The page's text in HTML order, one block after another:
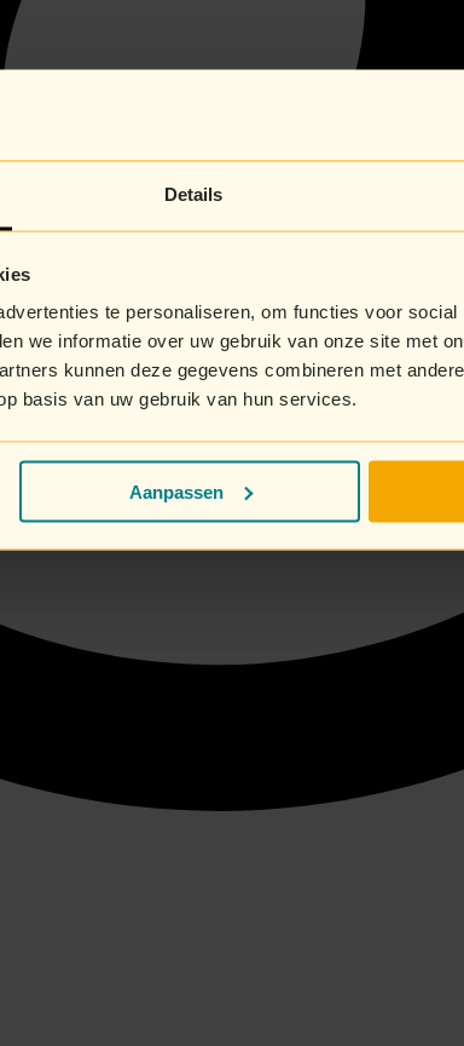
Details
te personaliseren, om functies voor
we informatie over uw gebruik van onze site met
kunnen deze gegevens combineren met
basis van uw gebruik van hun services.
Aanpassen